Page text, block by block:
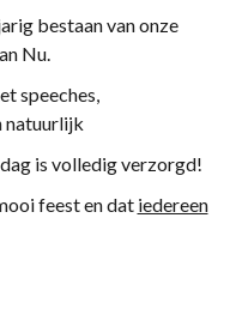
bestaan van onze
Nu.
speeches,
natuurlijk
is volledig verzorgd!
feest en dat iedereen